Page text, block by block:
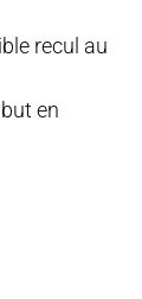
recul au
en